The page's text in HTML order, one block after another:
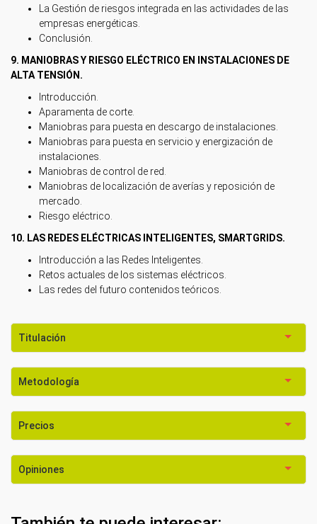
La Gestión de riesgos integrada en las actividades de las
empresas energéticas.
Conclusión.
9. MANIOBRAS Y RIESGO ELÉCTRICO EN INSTALACIONES DE
ALTA TENSIÓN.
Introducción.
Aparamenta de corte.
Maniobras para puesta en descargo de instalaciones.
Maniobras para puesta en servicio y energización de
instalaciones.
Maniobras de control de red.
Maniobras de localización de averías y reposición de
mercado.
Riesgo eléctrico.
10. LAS REDES ELÉCTRICAS INTELIGENTES, SMARTGRIDS.
Introducción a las Redes Inteligentes.
Retos actuales de los sistemas eléctricos.
Las redes del futuro contenidos teóricos.
Titulación
Metodología
Precios
Opiniones